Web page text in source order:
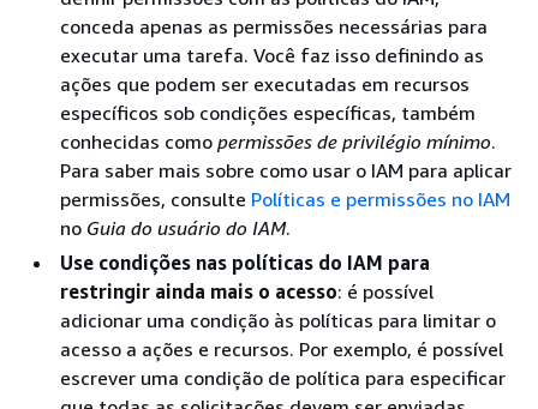
conceda apenas as permissões necessárias para
executar uma tarefa. Você faz isso definindo as
ações que podem ser executadas em recursos
específicos sob condições específicas, também
conhecidas como permissões de privilégio mínimo.
Para saber mais sobre como usar o IAM para aplicar
permissões, consulte Políticas e permissões no IAM
no Guia do usuário do IAM.
Use condições nas políticas do IAM para
restringir ainda mais o acesso: é possível
adicionar uma condição às políticas para limitar o
acesso a ações e recursos. Por exemplo, é possível
escrever uma condição de política para especificar